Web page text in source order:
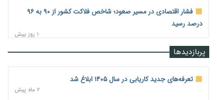
فشار اقتصادی در مسیر صعود؛ شاخص فلاکت کشور از ۹۰ به ۹۶
درصد رسید
۱ روز پیش
رشد ۷۵ هزار میلیاردی بازار خرید اعتباری؛ فین‌تک‌ها وارد میدان پربازدیدها
تعرفه‌های جدید کاریابی در سال ۱۴۰۵ ابلاغ شد
۲ ماه پیش